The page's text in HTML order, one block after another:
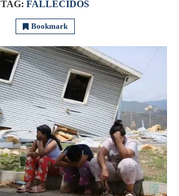
TAG: FALLECIDOS
Bookmark